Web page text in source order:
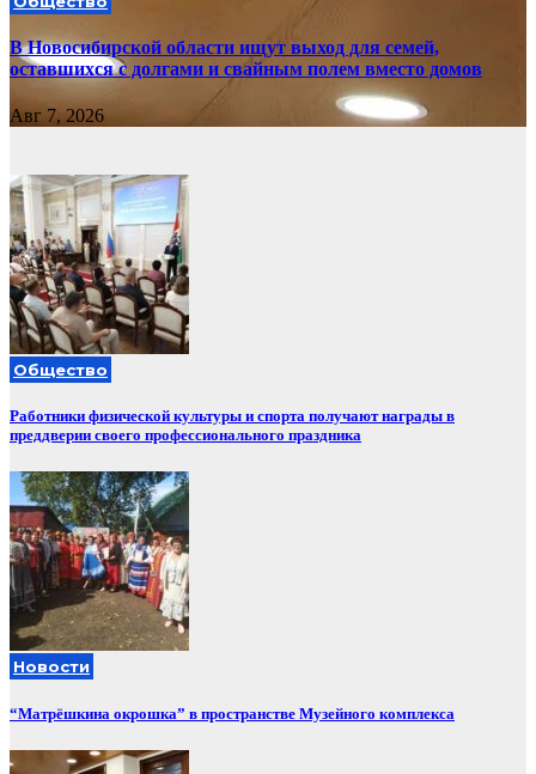
В Новосибирской области ищут выход для семей,
оставшихся с долгами и свайным полем вместо домов
Авг 7, 2026
Общество
Работники физической культуры и спорта получают награды в
преддверии своего профессионального праздника
Новости
“Матрёшкина окрошка” в пространстве Музейного комплекса